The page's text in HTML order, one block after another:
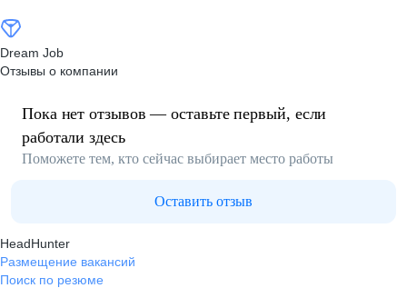
Dream Job
Отзывы о компании
Пока нет отзывов — оставьте первый, если
работали здесь
Поможете тем, кто сейчас выбирает место работы
Оставить отзыв
HeadHunter
Размещение вакансий
Поиск по резюме